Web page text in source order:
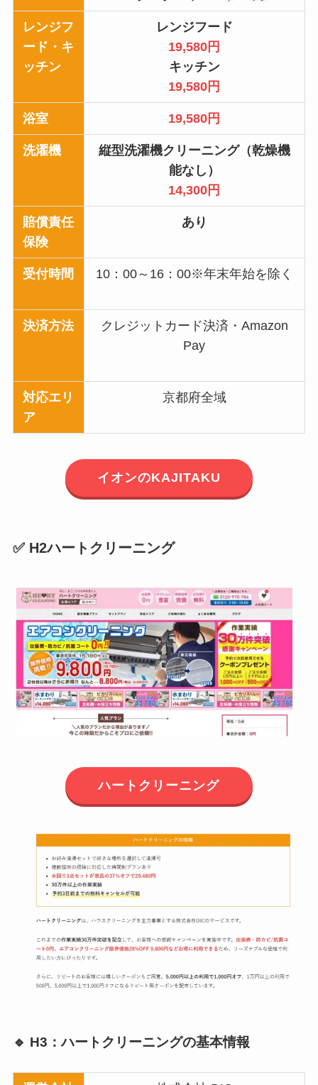
レンジフ
ード・キ
ッチン
レンジフード
19,580円
キッチン
19,580円
浴室 19,580円
洗濯機
縦型洗濯機クリーニング（乾燥機
能なし）
14,300円
賠償責任
保険
あり
受付時間 10：00～16：00※年末年始を除く
決済方法
クレジットカード決済・Amazon
Pay
対応エリ
ア
京都府全域
イオンのKAJITAKU
✅ H2ハートクリーニング
ハートクリーニング
🔹 H3：ハートクリーニングの基本情報